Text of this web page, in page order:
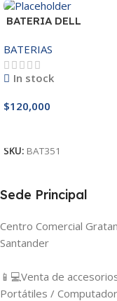
BATERIA DELL
3521/5421/3425 14.8V
BATERIAS
In stock
$120,000
SKU: BAT351
Sede Principal
Centro Comercial
Santander
📱💻Venta de
Portátiles /